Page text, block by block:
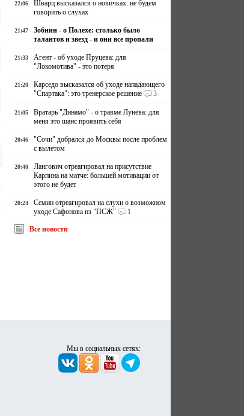
22:06
Шварц высказался о новичках: не будем
говорить о слухах
21:47
Зобнин - о Полехе: столько было
талантов и звезд - и они все пропали
21:33
Агент - об уходе Пруцева: для
"Локомотива" - это потеря
21:20
Карседо высказался об уходе нападающего
"Спартака": это тренерское решение
3
21:05
Вратарь "Динамо" - о травме Лунёва: для
меня это шанс проявить себя
20:46
"Сочи" добрался до Москвы после проблем
с вылетом
20:40
Лангович отреагировал на присутствие
Карпина на матче: большей мотивации от
этого не будет
20:24
Семин отреагировал на слухи о возможном
уходе Сафонова из "ПСЖ"
1
Все новости
Мы в социальных сетях: